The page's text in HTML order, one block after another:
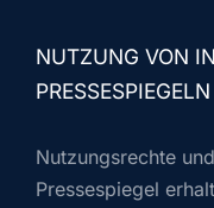
NUTZUNG VON
PRESSESPIEGELN
Nutzungsrechte
Pressespiegel